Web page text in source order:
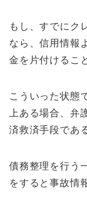
もし、すでにク
なら、信用情報
金を片付けるこ
こういった状態
上ある場合、弁
済救済手段であ
債務整理を行う
をすると事故情